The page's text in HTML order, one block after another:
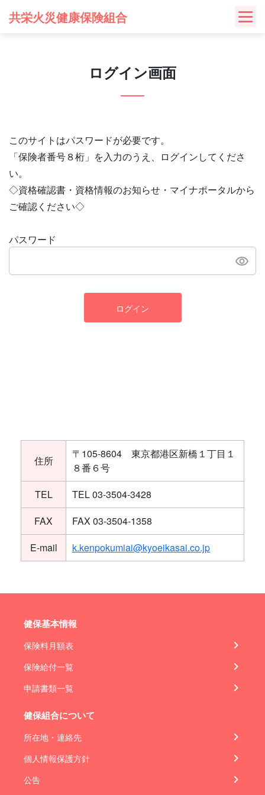
共栄火災健康保険組合
ログイン画面
このサイトはパスワードが必要です。
「保険者番号８桁」を入力のうえ、ログインしてくださ
い。
◇資格確認書・資格情報のお知らせ・マイナポータルから
ご確認ください◇
パスワード
ログイン
住所
〒105-8604 東京都港区新橋１丁目１
８番６号
TEL
TEL 03-3504-3428
FAX
FAX 03-3504-1358
E-mail
k.kenpokumiai@kyoeikasai.co.jp
健保基本情報
保険料月額表
保険給付一覧
申請書類一覧
健保組合について
所在地・連絡先
個人情報保護方針
公告